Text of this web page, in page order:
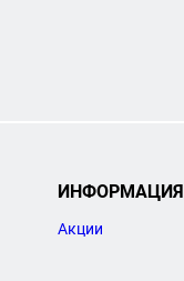
ИНФОРМАЦИЯ
Акции